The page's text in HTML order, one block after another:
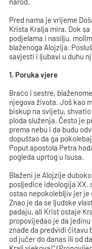
Pred nama je vrijeme
Krista Kralja mira. Dok
podjelama i nasilju,
blaženoga Alojzija.
savjesti i ljubavi u duhu
1. Poruka vjere
Braćo i sestre,
njegova života. Još kao
biskup na svijetu,
ploda služenja. Često je
prema nebu i da budu
dopuštao da ga
Poput apostola Petra
pogleda uprtog u Isusa.
Blaženi je Alojzije
posljedice ideologija XX.
ostao nepokolebljiv jer
Znao je da se ljudske
padaju, ali Krist ostaje
propovijedao je da
znade da predvidi čitavu
od jučer do danas ili od